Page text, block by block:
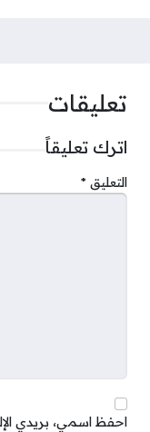
تعليقات
اترك تعليقاً
التعليق *
احفظ اسمي، بريدي